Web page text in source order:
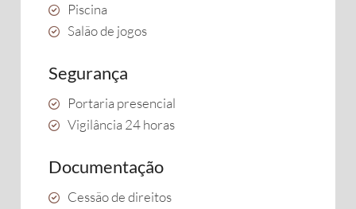
Piscina
Salão de jogos
Segurança
Portaria presencial
Vigilância 24 horas
Documentação
Cessão de direitos